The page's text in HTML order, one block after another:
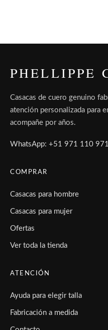
PHELLIPPE
Casacas de cuero genuino
atención personalizada para
acompañe por años.
WhatsApp: +51 971 110 971
COMPRAR
Casacas para hombre
Casacas para mujer
Ofertas
Ver toda la tienda
ATENCIÓN
Ayuda para elegir talla
Fabricación a medida